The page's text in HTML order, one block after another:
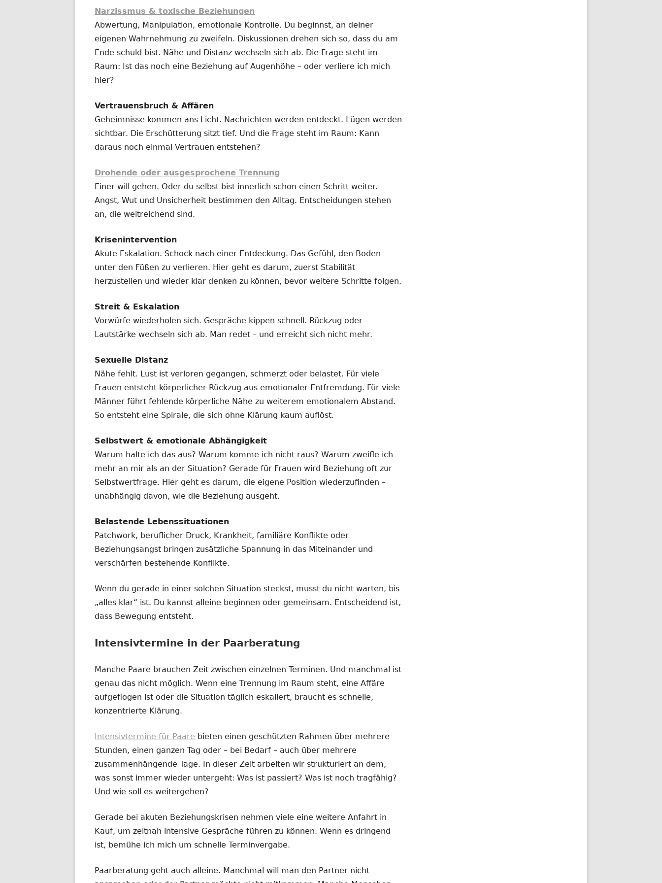
Narzissmus & toxische Beziehungen
Abwertung, Manipulation, emotionale Kontrolle. Du beginnst, an deiner
eigenen Wahrnehmung zu zweifeln. Diskussionen drehen sich so, dass du am
Ende schuld bist. Nähe und Distanz wechseln sich ab. Die Frage steht im
Raum: Ist das noch eine Beziehung auf Augenhöhe – oder verliere ich mich
hier?
Vertrauensbruch & Affären
Geheimnisse kommen ans Licht. Nachrichten werden entdeckt. Lügen werden
sichtbar. Die Erschütterung sitzt tief. Und die Frage steht im Raum: Kann
daraus noch einmal Vertrauen entstehen?
Drohende oder ausgesprochene Trennung
Einer will gehen. Oder du selbst bist innerlich schon einen Schritt weiter.
Angst, Wut und Unsicherheit bestimmen den Alltag. Entscheidungen stehen
an, die weitreichend sind.
Krisenintervention
Akute Eskalation. Schock nach einer Entdeckung. Das Gefühl, den Boden
unter den Füßen zu verlieren. Hier geht es darum, zuerst Stabilität
herzustellen und wieder klar denken zu können, bevor weitere Schritte folgen.
Streit & Eskalation
Vorwürfe wiederholen sich. Gespräche kippen schnell. Rückzug oder
Lautstärke wechseln sich ab. Man redet – und erreicht sich nicht mehr.
Sexuelle Distanz
Nähe fehlt. Lust ist verloren gegangen, schmerzt oder belastet. Für viele
Frauen entsteht körperlicher Rückzug aus emotionaler Entfremdung. Für viele
Männer führt fehlende körperliche Nähe zu weiterem emotionalem Abstand.
So entsteht eine Spirale, die sich ohne Klärung kaum auflöst.
Selbstwert & emotionale Abhängigkeit
Warum halte ich das aus? Warum komme ich nicht raus? Warum zweifle ich
mehr an mir als an der Situation? Gerade für Frauen wird Beziehung oft zur
Selbstwertfrage. Hier geht es darum, die eigene Position wiederzufinden –
unabhängig davon, wie die Beziehung ausgeht.
Belastende Lebenssituationen
Patchwork, beruflicher Druck, Krankheit, familiäre Konflikte oder
Beziehungsangst bringen zusätzliche Spannung in das Miteinander und
verschärfen bestehende Konflikte.
Wenn du gerade in einer solchen Situation steckst, musst du nicht warten, bis
„alles klar“ ist. Du kannst alleine beginnen oder gemeinsam. Entscheidend ist,
dass Bewegung entsteht.
Intensivtermine in der Paarberatung
Manche Paare brauchen Zeit zwischen einzelnen Terminen. Und manchmal ist
genau das nicht möglich. Wenn eine Trennung im Raum steht, eine Affäre
aufgeflogen ist oder die Situation täglich eskaliert, braucht es schnelle,
konzentrierte Klärung.
Intensivtermine für Paare bieten einen geschützten Rahmen über mehrere
Stunden, einen ganzen Tag oder – bei Bedarf – auch über mehrere
zusammenhängende Tage. In dieser Zeit arbeiten wir strukturiert an dem,
was sonst immer wieder untergeht: Was ist passiert? Was ist noch tragfähig?
Und wie soll es weitergehen?
Gerade bei akuten Beziehungskrisen nehmen viele eine weitere Anfahrt in
Kauf, um zeitnah intensive Gespräche führen zu können. Wenn es dringend
ist, bemühe ich mich um schnelle Terminvergabe.
Paarberatung geht auch alleine. Manchmal will man den Partner nicht